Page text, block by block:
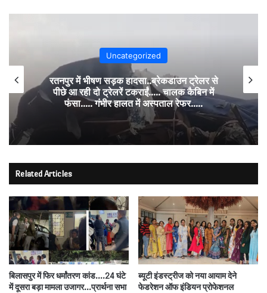
Uncategorized
रतनपुर में भीषण सड़क हादसा..ब्रेकडाउन ट्रेलर से
पीछे आ रही दो ट्रेलरें टकराईं….. चालक कैबिन में
फंसा….. गंभीर हालत में अस्पताल रेफर…..
Related Articles
बिलासपुर में फिर धर्मांतरण कांड….24 घंटे
में दूसरा बड़ा मामला उजागर…प्रार्थना सभा
ब्यूटी इंडस्ट्रीज को नया आयाम देने
फेडरेशन ऑफ इंडियन प्रोफेशनल